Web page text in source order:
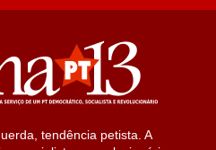
tendência petista. A